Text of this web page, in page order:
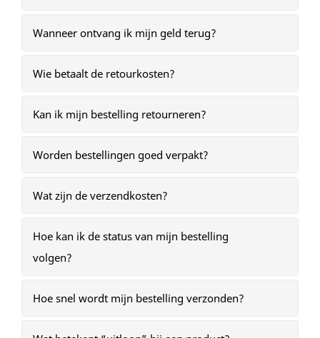
Wanneer ontvang ik mijn geld terug?
Wie betaalt de retourkosten?
Kan ik mijn bestelling retourneren?
Worden bestellingen goed verpakt?
Wat zijn de verzendkosten?
Hoe kan ik de status van mijn bestelling
volgen?
Hoe snel wordt mijn bestelling verzonden?